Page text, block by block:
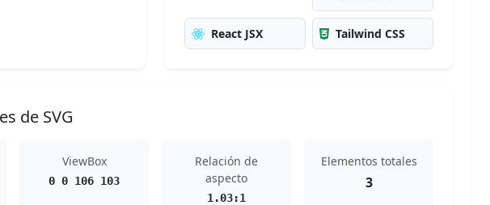
React JSX Tailwind CSS
de SVG
ViewBox
0 0 106 103
Relación de
aspecto
1.03:1
Elementos totales
3